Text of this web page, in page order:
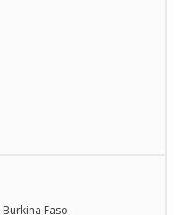
Burkina Faso